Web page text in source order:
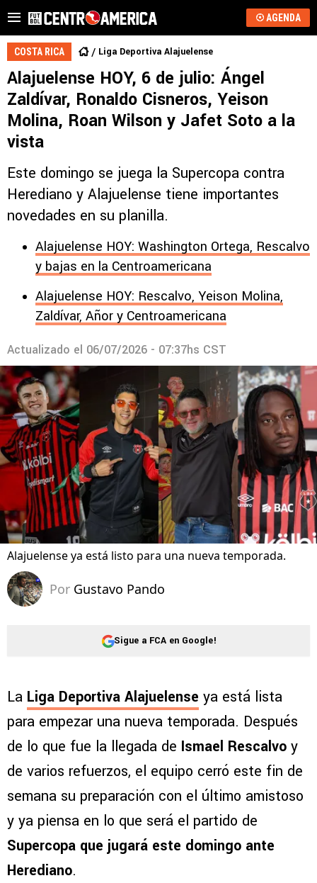
AGENDA
COSTA RICA Liga Deportiva Alajuelense
Alajuelense HOY, 6 de julio: Ángel
Zaldívar, Ronaldo Cisneros, Yeison
Molina, Roan Wilson y Jafet Soto a la
vista
Este domingo se juega la Supercopa contra
Herediano y Alajuelense tiene importantes
novedades en su planilla.
Alajuelense HOY: Washington Ortega, Rescalvo
y bajas en la Centroamericana
Alajuelense HOY: Rescalvo, Yeison Molina,
Zaldívar, Añor y Centroamericana
Actualizado el 06/07/2026 - 07:37hs CST
Alajuelense ya está listo para una nueva temporada.
Por Gustavo Pando
Sigue a FCA en Google!
La Liga Deportiva Alajuelense ya está lista
para empezar una nueva temporada. Después
de lo que fue la llegada de Ismael Rescalvo y
de varios refuerzos, el equipo cerró este fin de
semana su preparación con el último amistoso
y ya piensa en lo que será el partido de
Supercopa que jugará este domingo ante
Herediano.